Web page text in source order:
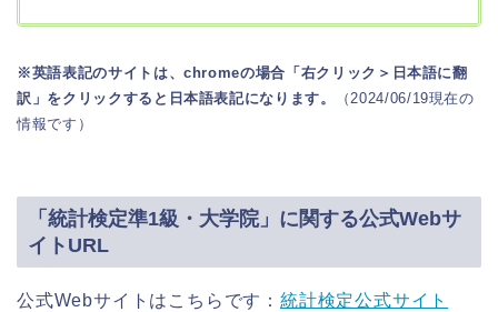
※英語表記のサイトは、chromeの場合「右クリック＞日本語に翻
訳」をクリックすると日本語表記になります。
（2024/06/19現在の
情報です）
「統計検定準1級・大学院」に関する公式Webサ
イトURL
公式Webサイトはこちらです：統計検定公式サイト